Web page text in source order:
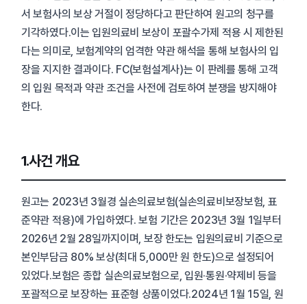
서 보험사의 보상 거절이 정당하다고 판단하여 원고의 청구를
기각하였다.이는 입원의료비 보상이 포괄수가제 적용 시 제한된
다는 의미로, 보험계약의 엄격한 약관 해석을 통해 보험사의 입
장을 지지한 결과이다. FC(보험설계사)는 이 판례를 통해 고객
의 입원 목적과 약관 조건을 사전에 검토하여 분쟁을 방지해야
한다.
1.사건 개요
원고는 2023년 3월경 실손의료보험(실손의료비보장보험, 표
준약관 적용)에 가입하였다. 보험 기간은 2023년 3월 1일부터
2026년 2월 28일까지이며, 보장 한도는 입원의료비 기준으로
본인부담금 80% 보상(최대 5,000만 원 한도)으로 설정되어
있었다.보험은 종합 실손의료보험으로, 입원·통원·약제비 등을
포괄적으로 보장하는 표준형 상품이었다.2024년 1월 15일, 원